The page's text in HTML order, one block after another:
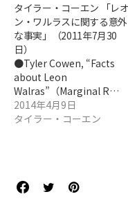
タイラー・コーエン 「レオ
ン・ワルラスに関する意外
な事実」（2011年7月30
日）
●Tyler Cowen, “Facts
about Leon
Walras”（Marginal R…
2014年4月9日
タイラー・コーエン